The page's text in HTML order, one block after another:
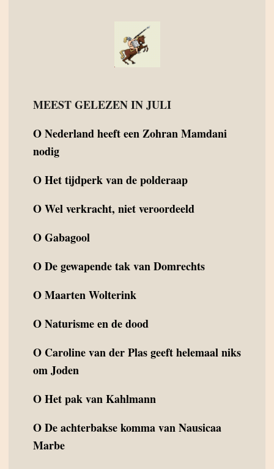
MEEST GELEZEN IN JULI
ONederland heeft een Zohran Mamdani
nodig
OHet tijdperk van de polderaap
OWel verkracht, niet veroordeeld
OGabagool
ODe gewapende tak van Domrechts
OMaarten Wolterink
ONaturisme en de dood
O Caroline van der Plas geeft helemaal niks
om Joden
OHet pak van Kahlmann
ODe achterbakse komma van Nausicaa
Marbe